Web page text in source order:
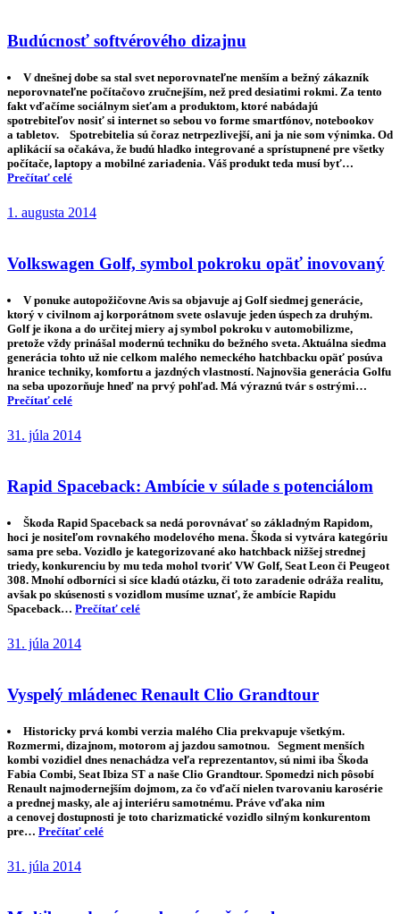
Podľa United Group je rok 2014 plný príležitostí
Máme za sebou päť rokov Krízy. Pri tak dlhom čase je už na mieste
písať to slovo s veľkým K. Čo bude ďalej? Čaká nás nejaká zmena? Kríza
stále pretrváva alebo sa veci zlepšujú? Okrem toho, že každý z nás
pociťuje krízu inak, niekoho sa dotkla viac, niekoho menej, môžeme sa
pozrieť na objektívne makroekonomické čísla. Podľa odhadov na
nasledujúci rok nás výrazne zlepšenie…Prečítať celé
neporovnateľne počítačovo zručnejším, než pred desiatimi rokmi. Za tento
fakt vďačíme sociálnym sieťam a produktom, ktoré nabádajú
spotrebiteľov nosiť si internet so sebou vo forme smartfónov, notebookov
a tabletov. Spotrebitelia sú čoraz netrpezlivejší, ani ja nie som výnimka. Od
aplikácií sa očakáva, že budú hladko integrované a sprístupnené pre všetky
počítače, laptopy a mobilné zariadenia. Váš produkt teda musí byť…
Prečítať celé
ktorý v civilnom aj korporátnom svete oslavuje jeden úspech za druhým.
Golf je ikona a do určitej miery aj symbol pokroku v automobilizme,
pretože vždy prinášal modernú techniku do bežného sveta. Aktuálna siedma
generácia tohto už nie celkom malého nemeckého hatchbacku opäť posúva
hranice techniky, komfortu a jazdných vlastností. Najnovšia generácia Golfu
na seba upozorňuje hneď na prvý pohľad. Má výraznú tvár s ostrými…
Prečítať celé
31. júla 2014
Rapid Spaceback: Ambície v súlade s potenciálom
Škoda Rapid Spaceback sa nedá porovnávať so základným Rapidom,
hoci je nositeľom rovnakého modelového mena. Škoda si vytvára kategóriu
sama pre seba. Vozidlo je kategorizované ako hatchback nižšej strednej
triedy, konkurenciu by mu teda mohol tvoriť VW Golf, Seat Leon či Peugeot
308. Mnohí odborníci si síce kladú otázku, či toto zaradenie odráža realitu,
avšak po skúsenosti s vozidlom musíme uznať, že ambície Rapidu
Spaceback… Prečítať celé